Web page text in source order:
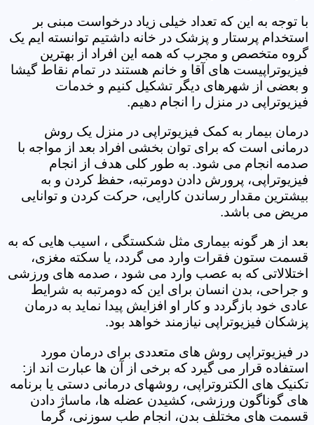
با توجه به این که تعداد خیلی زیاد درخواست مبنی بر
استخدام پرستار و پزشک در خانه داشتیم توانسته ایم یک
گروه متخصص و مجرب که همه این افراد از بهترین
فیزیوتراپیست های آقا و خانم هستند در تمام نقاط گیشا
و بعضی از شهرهای دیگر تشکیل کنیم و خدمات
فیزیوتراپی در منزل را انجام دهیم.
درمان بیمار به کمک فیزیوتراپی در منزل یک روش
درمانی است که برای توان بخشی افراد بعد از مواجه با
صدمه انجام می شود. به طور کلی هدف از انجام
فیزیوتراپی، پرورش دادن دومرتبه، حفظ کردن و به
بیشترین مقدار رساندن کارایی، حرکت کردن و توانایی
مریض می باشد.
بعد از هر گونه بیماری مثل شکستگی ، اسیب هایی که به
قسمت ستون فقرات وارد می گردد، یا سکته مغزی،
اختلالاتی که به عصب وارد می شود ، صدمه های ورزشی
و جراحی، بدن انسان برای این که دومرتبه به شرایط
عادی خود بازگردد و کار او افزایش پیدا نماید به درمان
پزشکان فیزیوتراپی نیازمند خواهد بود.
در فیزیوتراپی روش های متعددی برای درمان مورد
استفاده قرار می گیرد که برخی از آن ها عبارت اند از:
تکنیک های الکتروتراپی، روشهای درمانی دستی یا برنامه
های گوناگون ورزشی، کشیدن عضله ها، ماساژ دادن
قسمت های مختلف بدن، انجام طب سوزنی، گرما